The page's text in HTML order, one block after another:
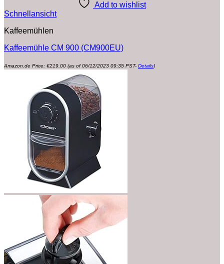
Add to wishlist
Schnellansicht
Kaffeemühlen
Kaffeemühle CM 900 (CM900EU)
Amazon.de Price: €219.00 (as of 06/12/2023 09:35 PST- Details)